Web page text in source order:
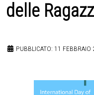
delle
PUBBLICATO: 11 FEBBRAIO